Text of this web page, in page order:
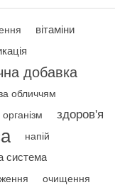
вітаміни
добавка
обличчям
здоров'я
напій
система
очищення